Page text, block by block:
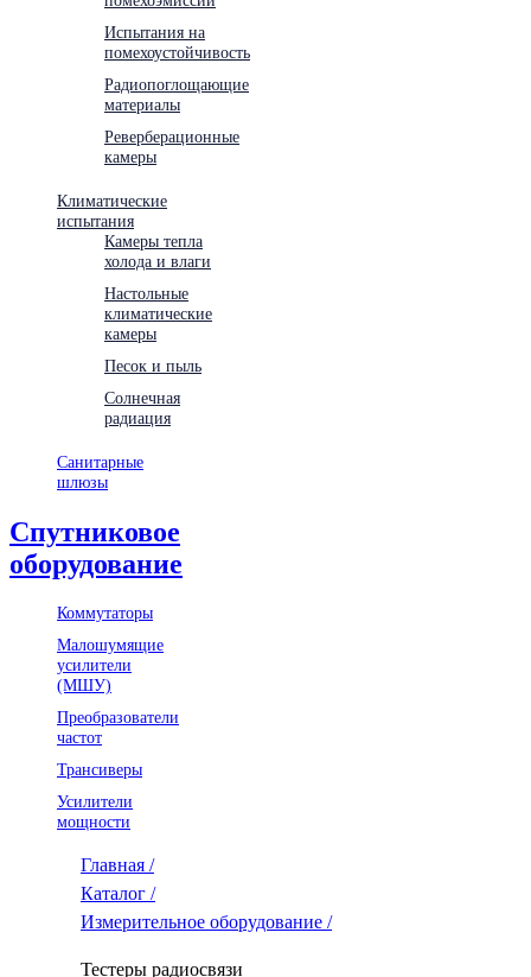
Испытания на
помехоустойчивость
Радиопоглощающие
материалы
Реверберационные
камеры
Климатические
испытания
Камеры тепла
холода и влаги
Настольные
климатические
камеры
Песок и пыль
Солнечная
радиация
Санитарные
шлюзы
Спутниковое
оборудование
Коммутаторы
Малошумящие
усилители
(МШУ)
Преобразователи
частот
Трансиверы
Усилители
мощности
Главная /
Каталог /
Измерительное оборудование /
Тестеры радиосвязи